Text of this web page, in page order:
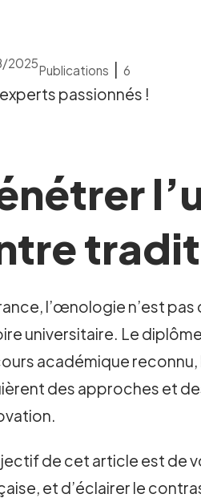
2025Publications |6
passionnés !
l’œnologie n’est
universitaire. Le
académique
des approches et
de cet article est de
et d’éclairer le